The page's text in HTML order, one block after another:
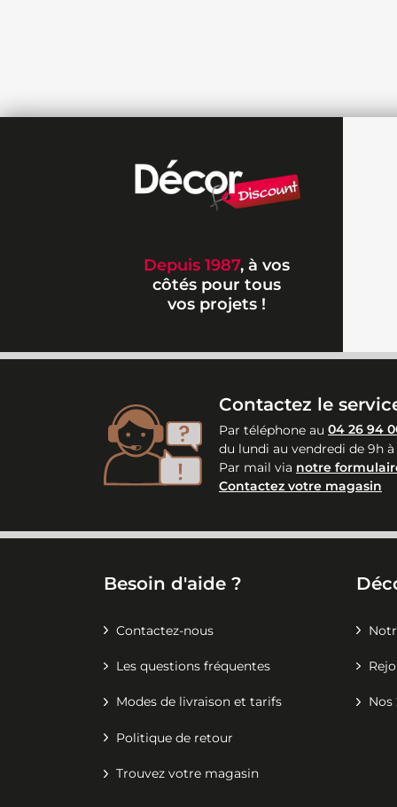
Depuis 1987, à vos
côtés pour tous
vos projets !
Contactez le
Par téléphone au 04 26 94
du lundi au vendredi de 9h à
Par mail via notre
Contactez votre magasin
Besoin d'aide ?
Contactez-nous
Les questions fréquentes
Modes de livraison et tarifs
Politique de retour
Trouvez votre magasin
Nos